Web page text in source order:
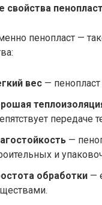
свойства
пенопласт —
вес —
передаче
—
и
обработки —